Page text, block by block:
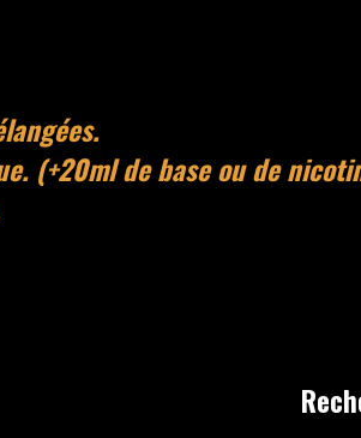
(+20ml de base ou de